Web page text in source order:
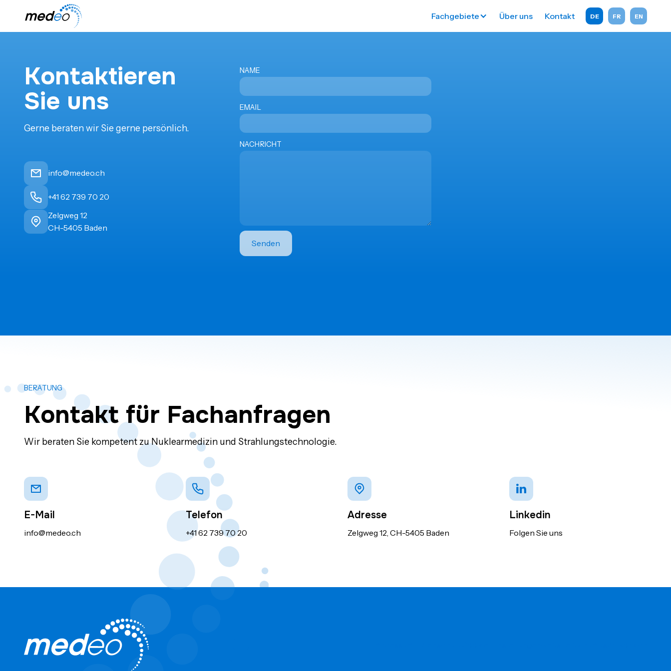
Fachgebiete Über uns Kontakt DE FR EN
Kontaktieren
Sie uns
Gerne beraten wir Sie gerne persönlich.
info@medeo.ch
+41 62 739 70 20
Zelgweg 12
CH-5405 Baden
NAME
EMAIL
NACHRICHT
BERATUNG
Kontakt für Fachanfragen
Wir beraten Sie kompetent zu Nuklearmedizin und Strahlungstechnologie.
E-Mail
info@medeo.ch
Telefon
+41 62 739 70 20
Adresse
Zelgweg 12, CH-5405 Baden
Linkedin
Folgen Sie uns